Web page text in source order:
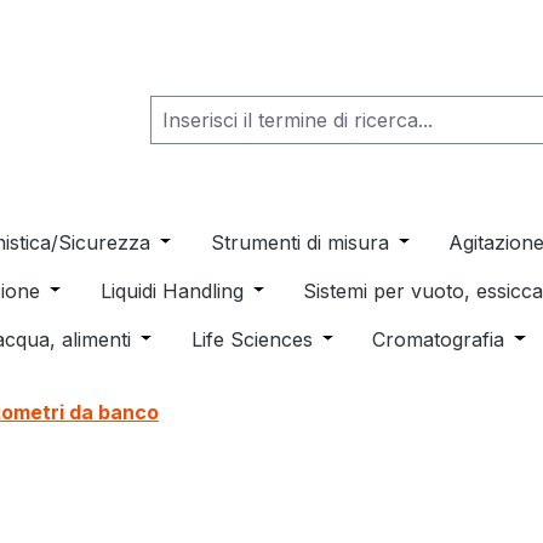
dropdown menu from the category Consumabili per
Sicurezza Open or close the dropdown menu
Strumenti di misura Open or close
menu from the category Distillazione,
Open or close the dropdown menu from the
Liquidi Handling Open or close the dropdown
Sistemi per vuoto,
from the category Pulizia e sterilizzazione
alimenti Open or close the dropdown menu from
Life Sciences Open or close the
Cromatografia
da banco